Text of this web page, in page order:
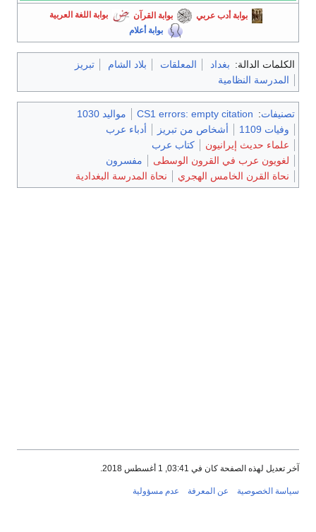
بوابة أدب عربي بوابة القرآن
بوابة اللغة العربية
بوابة أعلام
الكلمات الدالة: بغداد المعلقات بلاد الشام
تبريز
المدرسة النظامية
تصنيفات:
CS1 errors: empty citation
مواليد 1030
وفيات 1109
أشخاص من تبريز
أدباء عرب
علماء حديث إيرانيون
كتاب عرب
لغويون عرب في القرون الوسطى
مفسرون
نحاة القرن الخامس الهجري
نحاة المدرسة البغدادية
آخر تعديل لهذه الصفحة كان في 03:41, 1 أغسطس 2018.
سياسة الخصوصية عن المعرفة عدم مسؤولية